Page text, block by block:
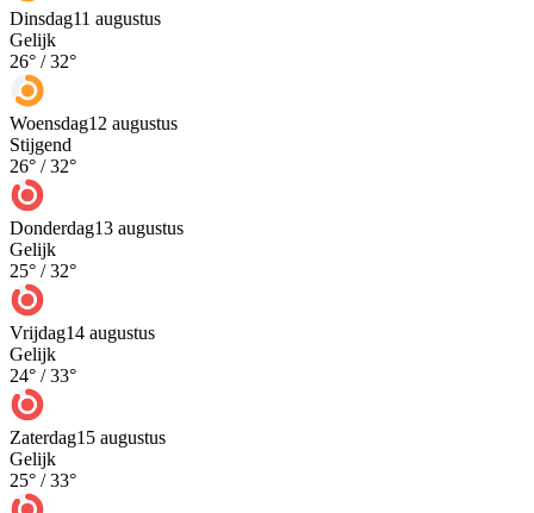
Dinsdag11 augustus
Gelijk
26° /32°
Woensdag12 augustus
Stijgend
26° /32°
Donderdag13 augustus
Gelijk
25° /32°
Vrijdag14 augustus
Gelijk
24° /33°
Zaterdag15 augustus
Gelijk
25° /33°